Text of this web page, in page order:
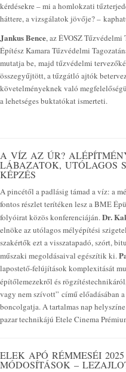
kérdésekre – mi a homlokzati
háttere, a vizsgálatok jövője? –
Jankus Bence, az ÉVOSZ
Építész Kamara Tűzvédelmi
mutatja be, majd tűzvédelmi
összegyűjtött, a tűzgátló ajtók
követelményeknek való
a lehetséges buktatókat ismerteti.
A VÍZ AZ ÚR?
LÁBAZATOK, UTÓLAGOS
KÉPZÉS
A pincétől a padlásig támad a víz: a
fontos részlet terítéken lesz a BME
folyóirat közös konferenciáján.Dr.
elnöke az utólagos mélyépítési
szakértők ezt a visszatapadó, szórt,
műszaki megoldásaival egészítik ki.
lapostető-felújítások komplexitását
építőlemezekről és
vagy nem szívott” című előadásában
boncolgatja. A tartalmas nap
pazar technikájú Etele Cinema
ELEK APÓ RÉMMESÉI
MÓDOSÍTÁSOK –